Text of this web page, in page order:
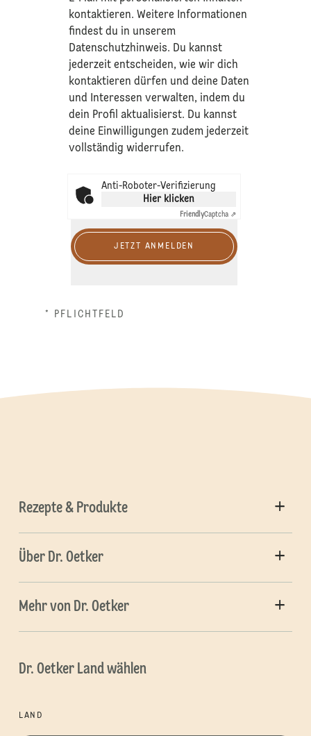
kontaktieren. Weitere Informationen
findest du in unserem
Datenschutzhinweis. Du kannst
jederzeit entscheiden, wie wir dich
kontaktieren dürfen und deine Daten
und Interessen verwalten, indem du
dein Profil aktualisierst. Du kannst
deine Einwilligungen zudem jederzeit
vollständig widerrufen.
Anti-Roboter-Verifizierung
Hier klicken
FriendlyCaptcha ⇗
JETZT ANMELDEN
* PFLICHTFELD
Rezepte & Produkte
Über Dr. Oetker
Mehr von Dr. Oetker
Dr. Oetker Land wählen
LAND